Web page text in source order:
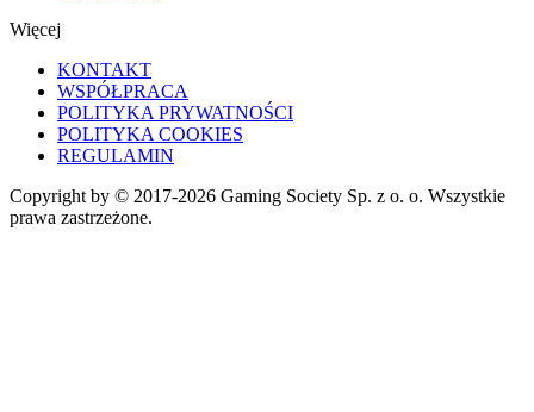
Więcej
KONTAKT
WSPÓŁPRACA
POLITYKA PRYWATNOŚCI
POLITYKA COOKIES
REGULAMIN
Copyright by © 2017-2026 Gaming Society Sp. z o. o. Wszystkie
prawa zastrzeżone.